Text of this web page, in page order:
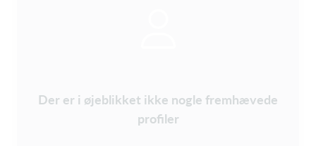
Der er i øjeblikket ikke nogle fremhævede
profiler